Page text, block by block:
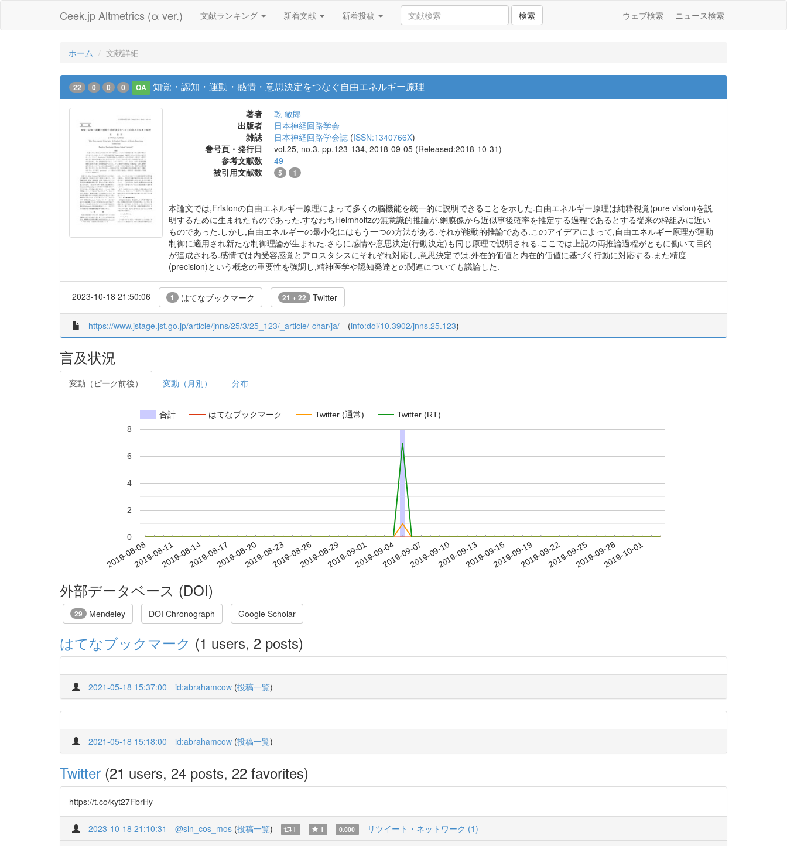
Ceek.jp Altmetrics (α ver.) 文献ランキング 新着文献 新着投稿 検索 ウェブ検索 ニュース検索
ホーム 文献詳細
22 0 0 0 OA 知覚・認知・運動・感情・意思決定をつなぐ自由エネルギー原理
著者
乾 敏郎
出版者
日本神経回路学会
雑誌
日本神経回路学会誌 (ISSN:1340766X)
巻号頁・発行日
vol.25, no.3, pp.123-134, 2018-09-05 (Released:2018-10-31)
参考文献数
49
被引用文献数
5 1
本論文では,Fristonの自由エネルギー原理によって多くの脳機能を統一的に説明できることを示した.自由エネルギー原理は純粋視覚(pure vision)を説
明するために生まれたものであった.すなわちHelmholtzの無意識的推論が,網膜像から近似事後確率を推定する過程であるとする従来の枠組みに近い
ものであった.しかし,自由エネルギーの最小化にはもう一つの方法がある.それが能動的推論である.このアイデアによって,自由エネルギー原理が運動
制御に適用され新たな制御理論が生まれた.さらに感情や意思決定(行動決定)も同じ原理で説明される.ここでは上記の両推論過程がともに働いて目的
が達成される.感情では内受容感覚とアロスタシスにそれぞれ対応し,意思決定では,外在的価値と内在的価値に基づく行動に対応する.また精度
(precision)という概念の重要性を強調し,精神医学や認知発達との関連についても議論した.
2023-10-18 21:50:06 1 はてなブックマーク 21 + 22 Twitter
https://www.jstage.jst.go.jp/article/jnns/25/3/25_123/_article/-char/ja/ (info:doi/10.3902/jnns.25.123)
言及状況
変動（ピーク前後） 変動（月別） 分布
合計 はてなブックマーク Twitter (通常) Twitter (RT)
2019-08-082019-08-112019-08-142019-08-172019-08-202019-08-232019-08-262019-08-292019-09-012019-09-042019-09-072019-09-102019-09-132019-09-162019-09-192019-09-222019-09-252019-09-282019-10-01
0
2
4
6
8
外部データベース (DOI)
29 Mendeley DOI Chronograph Google Scholar
はてなブックマーク (1 users, 2 posts)
2021-05-18 15:37:00 id:abrahamcow (投稿一覧)
2021-05-18 15:18:00 id:abrahamcow (投稿一覧)
Twitter (21 users, 24 posts, 22 favorites)
https://t.co/kyt27FbrHy
2023-10-18 21:10:31 @sin_cos_mos (投稿一覧) 1 1 0.000 リツイート・ネットワーク (1)